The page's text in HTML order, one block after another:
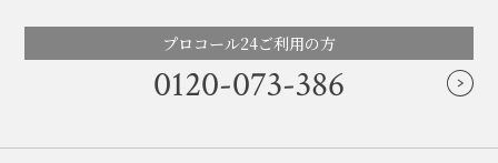
プロコール24ご利用の方
0120-073-386